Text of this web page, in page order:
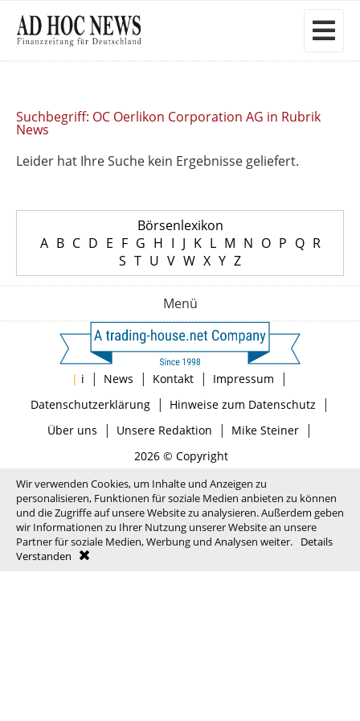
Suchbegriff: OC Oerlikon Corporation AG in Rubrik
News
Leider hat Ihre Suche kein Ergebnisse geliefert.
Börsenlexikon
A B C D E F G H I J K L M N O P Q R
S T U V W X Y Z
Menü
| i | News | Kontakt | Impressum |
Datenschutzerklärung| Hinweise zum Datenschutz |
Über uns | Unsere Redaktion | Mike Steiner|
2026 © Copyright
Wir verwenden Cookies, um Inhalte und Anzeigen zu
personalisieren, Funktionen für soziale Medien anbieten zu können
und die Zugriffe auf unsere Website zu analysieren. Außerdem geben
wir Informationen zu Ihrer Nutzung unserer Website an unsere
Partner für soziale Medien, Werbung und Analysen weiter.
Details
Verstanden